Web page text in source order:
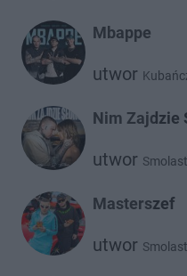
Mbappe
utwor
Nim Zajdzie
utwor
Masterszef
utwor